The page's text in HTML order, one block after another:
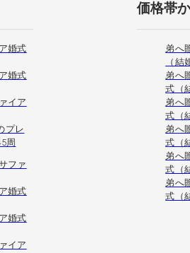
婚式
婚式
イア
プレ
周
ファ
婚式
婚式
イア
価格帯
弟へ
（結
弟へ
式（
弟へ
式（
弟へ
式（
弟へ
式（
弟へ
式（